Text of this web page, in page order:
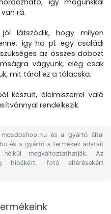
így magunkkal
rá.
látszódik, hogy milyen
így ha pl. egy családi
az összes dobozt
vágyunk, elég csak
mit tárol ez a tálacska.
készült, élelmiszerrel való
rendelkezik.
és a gyártó által
és a gyártó a termékek adatait
megváltoztathatják. Az
hibákért, fotó eltérésekért